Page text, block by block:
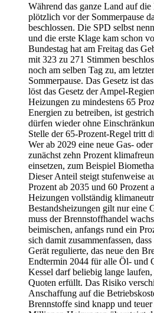
Während das ganze Land auf
plötzlich vor der Sommerpause
beschlossen. Die SPD selbst
und die erste Klage kam schon
Bundestag hat am Freitag das
mit 323 zu 271 Stimmen
noch am selben Tag zu, am
Sommerpause. Das Gesetz ist
löst das Gesetz der Ampel-
Heizungen zu mindestens 65
Energien zu betreiben, ist
dürfen wieder ohne
Stelle der 65-Prozent-Regel tritt
Wer ab 2029 eine neue Gas-
zunächst zehn Prozent
einsetzen, zum Beispiel
Dieser Anteil steigt stufenweise
Prozent ab 2035 und 60 Prozent
Heizungen vollständig
Bestandsheizungen gilt nur eine
muss der Brennstoffhandel
beimischen, anfangs rund ein
sich damit zusammenfassen,
Gerät regulierte, das neue den
Endtermin 2044 für alle Öl- und
Kessel darf beliebig lange
Quoten erfüllt. Das Risiko
Anschaffung auf die
Brennstoffe sind knapp und